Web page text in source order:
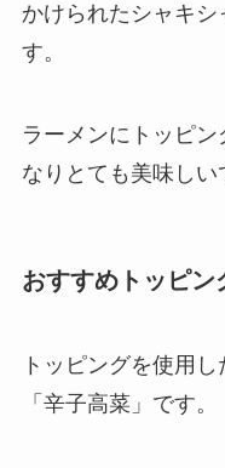
かけられたシャキ
す。
ラーメンにトッピ
なりとても美味しい
おすすめトッピン
トッピングを使用
「辛子高菜」です。